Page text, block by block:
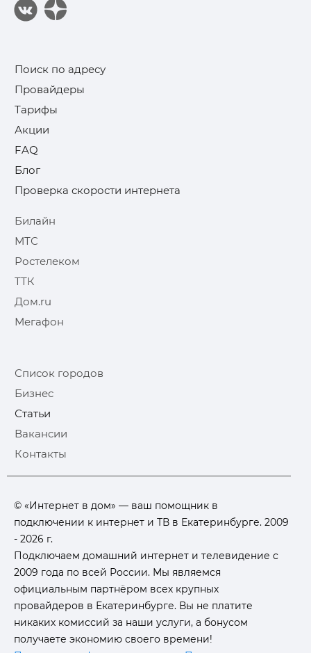
Поиск по адресу
Провайдеры
Тарифы
Акции
FAQ
Блог
Проверка скорости интернета
Билайн
МТС
Ростелеком
ТТК
Дом.ru
Мегафон
Список городов
Бизнес
Статьи
Вакансии
Контакты
© «Интернет в дом» — ваш помощник в
подключении к интернет и ТВ в Екатеринбурге. 2009
- 2026 г.
Подключаем домашний интернет и телевидение с
2009 года по всей России. Мы являемся
официальным партнёром всех крупных
провайдеров в Екатеринбурге. Вы не платите
никаких комиссий за наши услуги, а бонусом
получаете экономию своего времени!